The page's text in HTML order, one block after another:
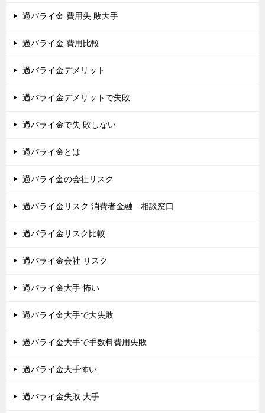
過バライ金 費用失 敗大手
過バライ金 費用比較
過バライ金デメリット
過バライ金デメリットで失敗
過バライ金で失 敗しない
過バライ金とは
過バライ金の会社リスク
過バライ金リスク 消費者金融 相談窓口
過バライ金リスク比較
過バライ金会社 リスク
過バライ金大手 怖い
過バライ金大手で大失敗
過バライ金大手で手数料費用失敗
過バライ金大手怖い
過バライ金失敗 大手